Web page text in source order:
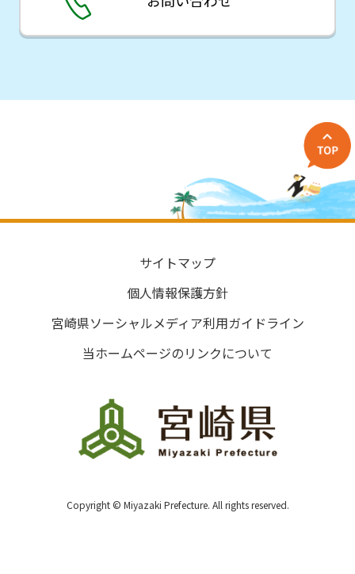
サイトマップ
個人情報保護方針
宮崎県ソーシャルメディア利用ガイドライン
当ホームページのリンクについて
Copyright © Miyazaki Prefecture. All rights reserved.